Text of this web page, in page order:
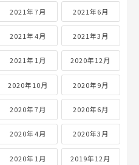
2021年7月 2021年6月
2021年4月 2021年3月
2021年1月 2020年12月
2020年10月 2020年9月
2020年7月 2020年6月
2020年4月 2020年3月
2020年1月 2019年12月